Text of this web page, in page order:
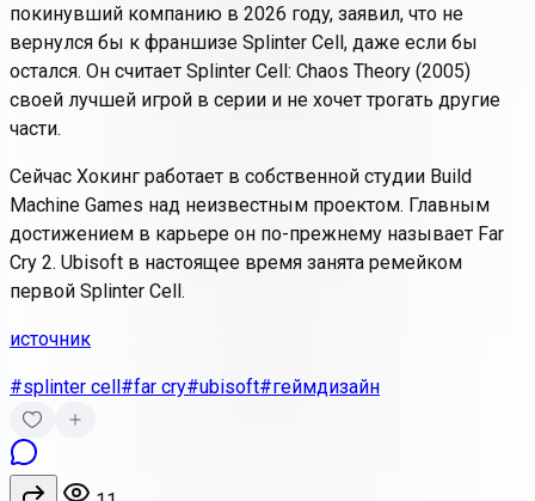
покинувший компанию в 2026 году, заявил, что не
вернулся бы к франшизе Splinter Cell, даже если бы
остался. Он считает Splinter Cell: Chaos Theory (2005)
своей лучшей игрой в серии и не хочет трогать другие
части.
Сейчас Хокинг работает в собственной студии Build
Machine Games над неизвестным проектом. Главным
достижением в карьере он по-прежнему называет Far
Cry 2. Ubisoft в настоящее время занята ремейком
первой Splinter Cell.
источник
#splinter cell#far cry#ubisoft#геймдизайн